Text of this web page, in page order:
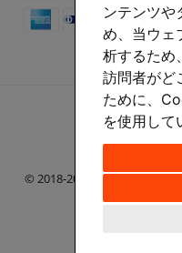
ンテンツや
め、当ウェ
析するため
訪問者がど
ために、
を使用して
© 2018-2026 HappyPrinting |